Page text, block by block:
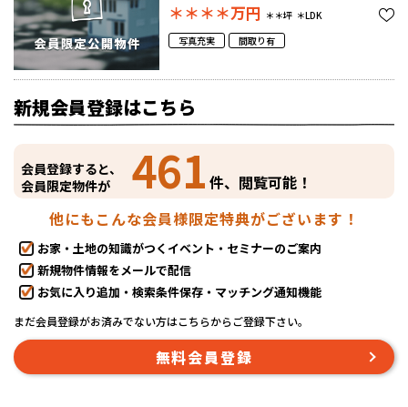
＊＊＊＊万円 ＊＊坪 ＊LDK
写真充実
間取り有
新規会員登録はこちら
会員登録すると、
会員限定物件が
461 件、閲覧可能！
他にもこんな会員様限定特典がございます！
お家・土地の知識がつくイベント・セミナーのご案内
新規物件情報をメールで配信
お気に入り追加・検索条件保存・マッチング通知機能
まだ会員登録がお済みでない方はこちらからご登録下さい。
無料会員登録